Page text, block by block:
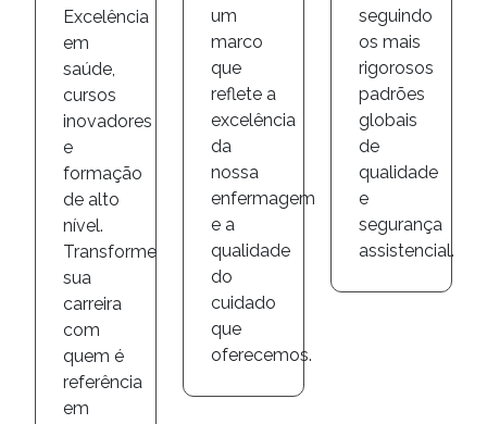
Excelência
em
saúde,
cursos
inovadores
e
formação
de alto
nível.
Transforme
sua
carreira
com
quem é
referência
em
um
marco
que
reflete a
excelência
da
nossa
enfermagem
e a
qualidade
do
cuidado
que
oferecemos.
seguindo
os mais
rigorosos
padrões
globais
de
qualidade
e
segurança
assistencial.